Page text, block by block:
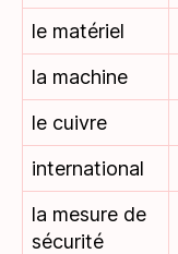
le matériel
la machine
le cuivre
international
la mesure de
sécurité